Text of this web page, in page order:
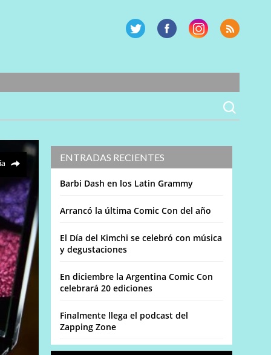
ENTRADAS RECIENTES
Barbi Dash en los Latin Grammy
Arrancó la última Comic Con del año
El Día del Kimchi se celebró con música
y degustaciones
En diciembre la Argentina Comic Con
celebrará 20 ediciones
Finalmente llega el podcast del
Zapping Zone